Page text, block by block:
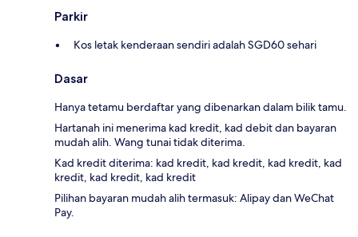
Parkir
Kos letak kenderaan sendiri adalah SGD60 sehari
Dasar
Hanya tetamu berdaftar yang dibenarkan dalam bilik tamu.
Hartanah ini menerima kad kredit, kad debit dan bayaran
mudah alih. Wang tunai tidak diterima.
Kad kredit diterima: kad kredit, kad kredit, kad kredit, kad
kredit, kad kredit, kad kredit
Pilihan bayaran mudah alih termasuk: Alipay dan WeChat
Pay.